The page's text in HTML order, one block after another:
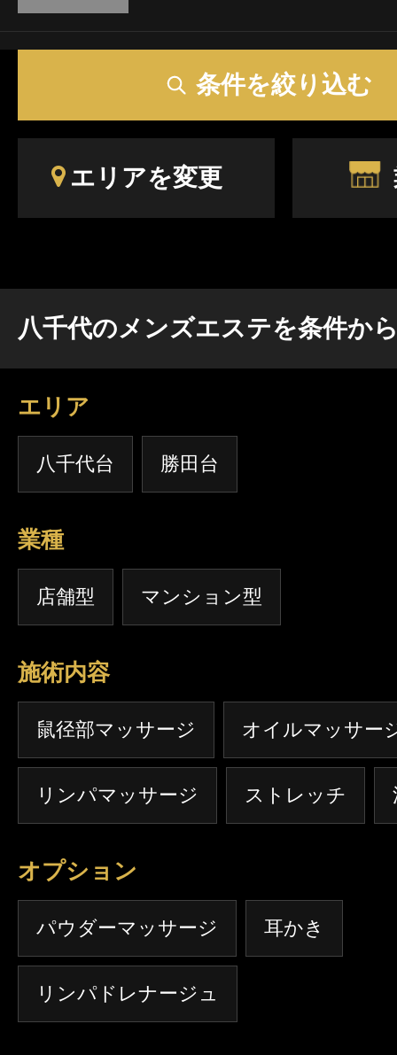
な手技・資格・経験】 アロマテラピー リンパ
リフレクソロジー 中国式足底療法 耳つぼ療法
• • • ✤ • • • · · 様々なメニューをご用意しております。 ホームペー
ジもご覧ください。
条件を絞り込む
エリアを変更
八千代のメンズエステを条件か
エリア
八千代台 勝田台
業種
店舗型 マンション型
施術内容
鼠径部マッサージ オイルマッサー
リンパマッサージ ストレッチ
オプション
パウダーマッサージ 耳かき
リンパドレナージュ